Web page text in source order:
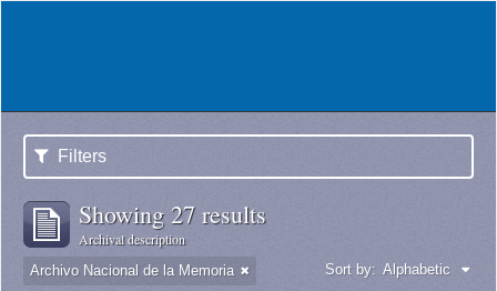
Filters
Showing 27 results
Archival description
Archivo Nacional de la Memoria Sort by: Alphabetic